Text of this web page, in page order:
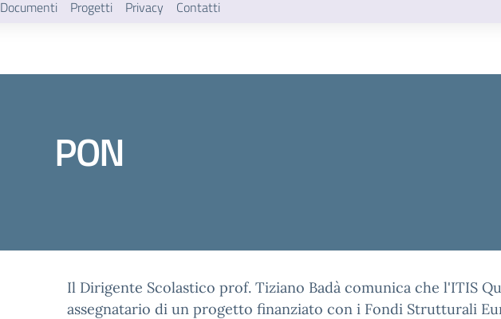
Documenti Progetti Privacy Contatti
PON
Il Dirigente Scolastico prof. Tiziano Badà comunica che l'ITIS
assegnatario di un progetto finanziato con i Fondi Strutturali